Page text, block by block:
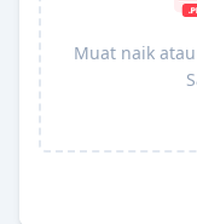
Muat naik